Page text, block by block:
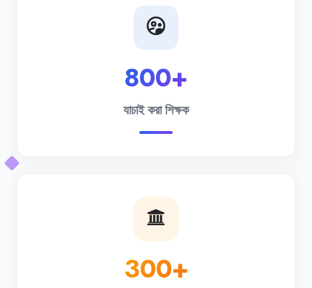
800+
যাচাই করা শিক্ষক
300+